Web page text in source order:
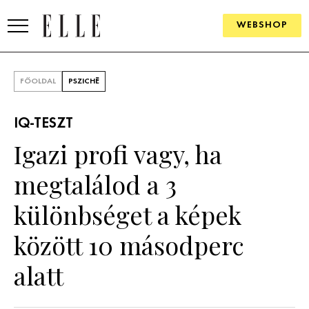
WEBSHOP
SZÉPSÉG
KULTÚRA
PSZICHÉ
ÉLETMÓD
FŐOLDAL PSZICHÉ
IQ-TESZT
Igazi profi vagy, ha
megtalálod a 3
különbséget a képek
között 10 másodperc
alatt